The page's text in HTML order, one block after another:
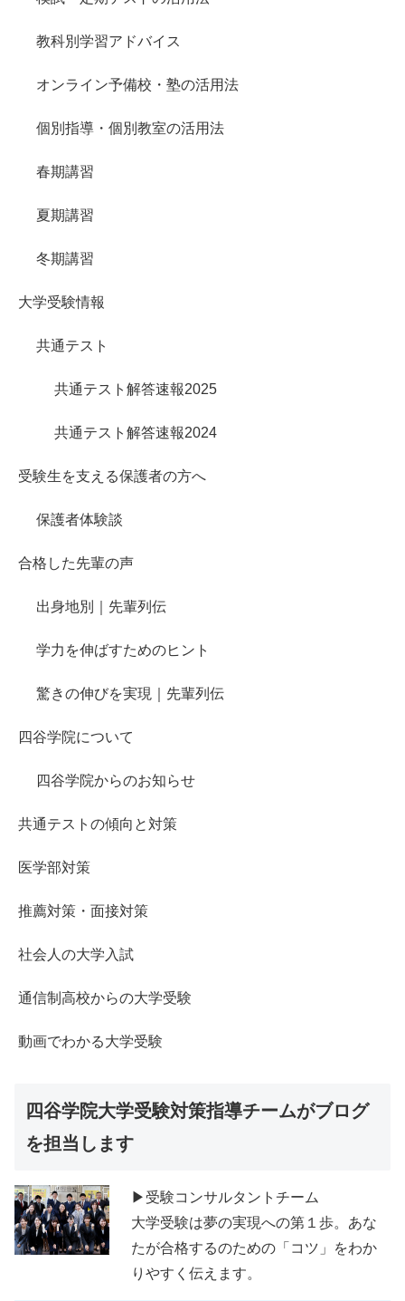
教科別学習アドバイス
オンライン予備校・塾の活用法
個別指導・個別教室の活用法
春期講習
夏期講習
冬期講習
大学受験情報
共通テスト
共通テスト解答速報2025
共通テスト解答速報2024
受験生を支える保護者の方へ
保護者体験談
合格した先輩の声
出身地別｜先輩列伝
学力を伸ばすためのヒント
驚きの伸びを実現｜先輩列伝
四谷学院について
四谷学院からのお知らせ
共通テストの傾向と対策
医学部対策
推薦対策・面接対策
社会人の大学入試
通信制高校からの大学受験
動画でわかる大学受験
四谷学院大学受験対策指導チームがブログ
を担当します
▶受験コンサルタントチーム
大学受験は夢の実現への第１歩。あな
たが合格するのための「コツ」をわか
りやすく伝えます。